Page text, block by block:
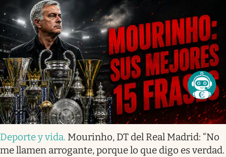
Deporte y vida. Mourinho, DT del Real Madrid: “No
me llamen arrogante, porque lo que digo es verdad.